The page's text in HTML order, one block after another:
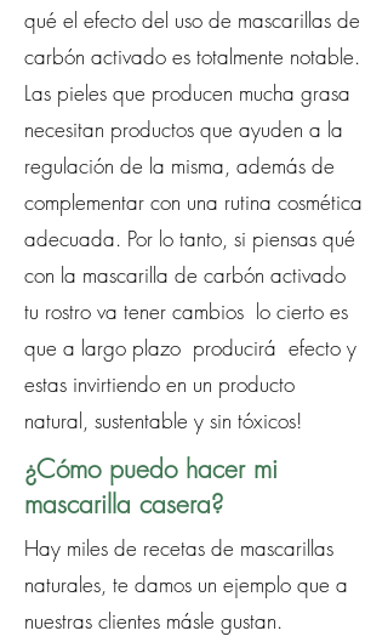
qué el efecto del uso de mascarillas de
carbón activado es totalmente notable.
Las pieles que producen mucha grasa
necesitan productos que ayuden a la
regulación de la misma, además de
complementar con una rutina cosmética
adecuada. Por lo tanto, si piensas qué
con la mascarilla de carbón activado
tu rostro va tener cambios lo cierto es
que a largo plazo producirá efecto y
estas invirtiendo en un producto
natural, sustentable y sin tóxicos!
¿Cómo puedo hacer mi
mascarilla casera?
Hay miles de recetas de mascarillas
naturales, te damos un ejemplo que a
nuestras clientes másle gustan.